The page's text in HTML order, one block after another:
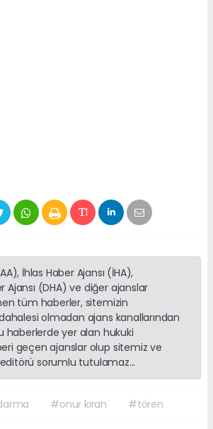
İhlas Haber Ajansı (İHA),
Ajansı (DHA) ve diğer ajanslar
tüm haberler, sitemizin
olmadan ajans kanallarından
haberlerde yer alan hukuki
geçen ajanslar olup sitemiz ve
sorumlu tutulamaz...
#onur kıran #tören